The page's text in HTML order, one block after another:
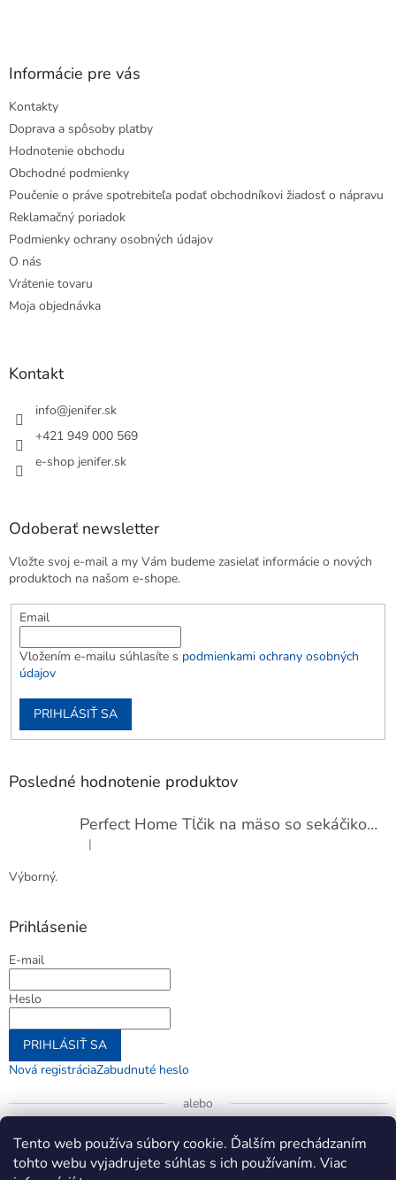
Tento web používa súbory cookie. Ďalším prechádzaním
tohto webu vyjadrujete súhlas s ich používaním. Viac
Informácie pre vás
Kontakty
Doprava a spôsoby platby
Hodnotenie obchodu
Obchodné podmienky
Poučenie o práve spotrebiteľa podať obchodníkovi žiadosť o nápravu
Reklamačný poriadok
Podmienky ochrany osobných údajov
O nás
Vrátenie tovaru
Moja objednávka
Kontakt
info@jenifer.sk
+421 949 000 569
e-shop jenifer.sk
Odoberať newsletter
Vložte svoj e-mail a my Vám budeme zasielať informácie o nových
produktoch na našom e-shope.
Email
Vložením e-mailu súhlasíte s podmienkami ochrany osobných
údajov
PRIHLÁSIŤ SA
Posledné hodnotenie produktov
Perfect Home Tĺčik na mäso so sekáčikom, 56893
Hodnotenie produktu je 5 z 5 hviezdičiek.
|
Výborný.
Prihlásenie
E-mail
Heslo
PRIHLÁSIŤ SA
Nová registráciaZabudnuté heslo
alebo
Prihlásiť sa cez Google